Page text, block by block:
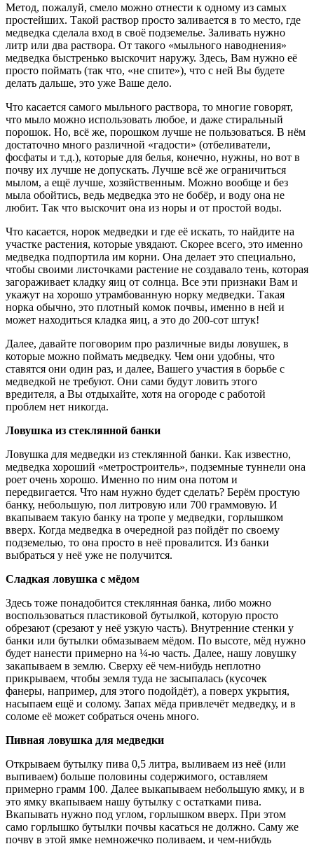
Метод, пожалуй, смело можно отнести к одному из самых
простейших. Такой раствор просто заливается в то место, где
медведка сделала вход в своё подземелье. Заливать нужно
литр или два раствора. От такого «мыльного наводнения»
медведка быстренько выскочит наружу. Здесь, Вам нужно её
просто поймать (так что, «не спите»), что с ней Вы будете
делать дальше, это уже Ваше дело.
Что касается самого мыльного раствора, то многие говорят,
что мыло можно использовать любое, и даже стиральный
порошок. Но, всё же, порошком лучше не пользоваться. В нём
достаточно много различной «гадости» (отбеливатели,
фосфаты и т.д.), которые для белья, конечно, нужны, но вот в
почву их лучше не допускать. Лучше всё же ограничиться
мылом, а ещё лучше, хозяйственным. Можно вообще и без
мыла обойтись, ведь медведка это не бобёр, и воду она не
любит. Так что выскочит она из норы и от простой воды.
Что касается, норок медведки и где её искать, то найдите на
участке растения, которые увядают. Скорее всего, это именно
медведка подпортила им корни. Она делает это специально,
чтобы своими листочками растение не создавало тень, которая
загораживает кладку яиц от солнца. Все эти признаки Вам и
укажут на хорошо утрамбованную норку медведки. Такая
норка обычно, это плотный комок почвы, именно в ней и
может находиться кладка яиц, а это до 200-сот штук!
Далее, давайте поговорим про различные виды ловушек, в
которые можно поймать медведку. Чем они удобны, что
ставятся они один раз, и далее, Вашего участия в борьбе с
медведкой не требуют. Они сами будут ловить этого
вредителя, а Вы отдыхайте, хотя на огороде с работой
проблем нет никогда.
Ловушка из стеклянной банки
Ловушка для медведки из стеклянной банки. Как известно,
медведка хороший «метростроитель», подземные туннели она
роет очень хорошо. Именно по ним она потом и
передвигается. Что нам нужно будет сделать? Берём простую
банку, небольшую, пол литровую или 700 граммовую. И
вкапываем такую банку на тропе у медведки, горлышком
вверх. Когда медведка в очередной раз пойдёт по своему
подземелью, то она просто в неё провалится. Из банки
выбраться у неё уже не получится.
Сладкая ловушка с мёдом
Здесь тоже понадобится стеклянная банка, либо можно
воспользоваться пластиковой бутылкой, которую просто
обрезают (срезают у неё узкую часть). Внутренние стенки у
банки или бутылки обмазываем мёдом. По высоте, мёд нужно
будет нанести примерно на ¼-ю часть. Далее, нашу ловушку
закапываем в землю. Сверху её чем-нибудь неплотно
прикрываем, чтобы земля туда не засыпалась (кусочек
фанеры, например, для этого подойдёт), а поверх укрытия,
насыпаем ещё и солому. Запах мёда привлечёт медведку, и в
соломе её может собраться очень много.
Пивная ловушка для медведки
Открываем бутылку пива 0,5 литра, выливаем из неё (или
выпиваем) больше половины содержимого, оставляем
примерно грамм 100. Далее выкапываем небольшую ямку, и в
это ямку вкапываем нашу бутылку с остатками пива.
Вкапывать нужно под углом, горлышком вверх. При этом
само горлышко бутылки почвы касаться не должно. Саму же
почву в этой ямке немножечко поливаем, и чем-нибудь